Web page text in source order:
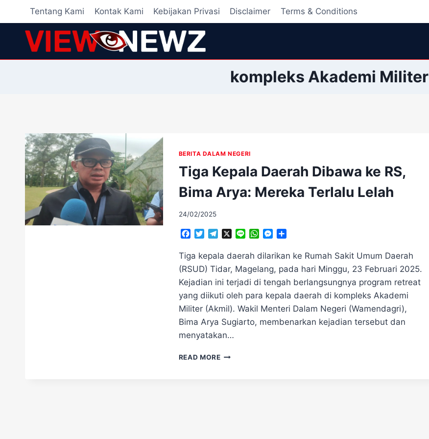
content
Tentang Kami Kontak Kami Kebijakan Privasi Disclaimer Terms & Conditions
kompleks Akademi Militer
BERITA DALAM NEGERI
Tiga Kepala Daerah Dibawa ke RS,
Bima Arya: Mereka Terlalu Lelah
24/02/2025
Facebook
TwitterTelegramLine WhatsAppMessenger
Tiga kepala daerah dilarikan ke Rumah Sakit Umum Daerah
(RSUD) Tidar, Magelang, pada hari Minggu, 23 Februari 2025.
Kejadian ini terjadi di tengah berlangsungnya program retreat
yang diikuti oleh para kepala daerah di kompleks Akademi
Militer (Akmil). Wakil Menteri Dalam Negeri (Wamendagri),
Bima Arya Sugiarto, membenarkan kejadian tersebut dan
menyatakan…
READ MORETIGA